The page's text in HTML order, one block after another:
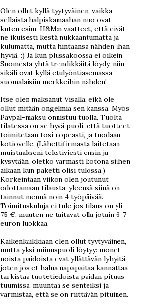
Olen ollut kyllä tyytyväinen, vaikka
sellaista halpiskamaahan nuo ovat
kuten esim. H&M:n vaatteet, että eivät
ne ikuisesti kestä nukkaantumatta ja
kulumatta, mutta hintaansa nähden ihan
hyviä. :) Ja kun plussakoossa ei oikein
Suomesta yhtä trendikkäitä löydy, niin
sikäli ovat kyllä etulyöntiasemassa
suomalaisiin merkkeihin nähden!
Itse olen maksanut Visalla, eikä ole
ollut mitään ongelmia sen kanssa. Myös
Paypal-maksu onnistuu tuolla. Tuolta
tilatessa on se hyvä puoli, että tuotteet
toimitetaan tosi nopeasti, ja tuodaan
kotiovelle. (Lähettifirmasta laitetaan
muistaakseni tekstiviesti ensin ja
kysytään, oletko varmasti kotona siihen
aikaan kun paketti olisi tulossa.)
Korkeintaan viikon olen joutunut
odottamaan tilausta, yleensä siinä on
tainnut mennä noin 4 työpäivää.
Toimituskuluja ei tule jos tilaus on yli
75 €, muuten ne taitavat olla jotain 6-7
euron luokkaa.
Kaikenkaikkiaan olen ollut tyytyväinen,
mutta yksi miinuspuoli löytyy: monet
noista paidoista ovat yllättävän lyhyitä,
joten jos et halua napapaitaa kannattaa
tarkistaa tuotetiedoista paidan pituus
tuumissa, muuntaa se senteiksi ja
varmistaa, että se on riittävän pituinen.